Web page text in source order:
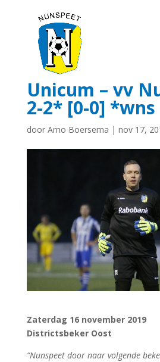
Unicum – vv
2-2* [0-0] *wns
door Arno Boersema | nov 17,
Zaterdag 16 november 2019
Districtsbeker Oost
“Nunspeet door naar volgende